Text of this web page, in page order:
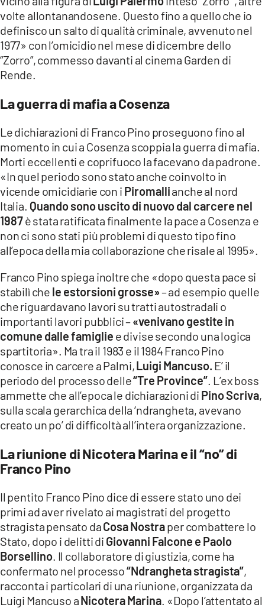
volte allontanandosene. Questo fino a quello che io
definisco un salto di qualità criminale, avvenuto nel
1977» con l’omicidio nel mese di dicembre dello
“Zorro”, commesso davanti al cinema Garden di
Rende.
La guerra di mafia a Cosenza
Le dichiarazioni di Franco Pino proseguono fino al
momento in cui a Cosenza scoppia la guerra di mafia.
Morti eccellenti e coprifuoco la facevano da padrone.
«In quel periodo sono stato anche coinvolto in
vicende omicidiarìe con i Piromallianche al nord
Italia. Quando sono uscito di nuovo dal carcere nel
1987è stata ratificata finalmente la pace a Cosenza e
non ci sono stati più problemi di questo tipo fino
all’epoca della mia collaborazione che risale al 1995».
Franco Pino spiega inoltre che «dopo questa pace si
stabilì che le estorsioni grosse»– ad esempio quelle
che riguardavano lavori su tratti autostradali o
importanti lavori pubblici –«venivano gestite in
comune dalle famiglie e divise secondo una logica
spartitoria». Ma tra il 1983 e il 1984 Franco Pino
conosce in carcere a Palmi,Luigi Mancuso. E’ il
periodo del processo delle“Tre Province”. L’ex boss
ammette che all’epoca le dichiarazioni di Pino Scriva,
sulla scala gerarchica della ‘ndrangheta, avevano
creato un po’ di difficoltà all’intera organizzazione.
La riunione di Nicotera Marina e il “no” di
Franco Pino
Il pentito Franco Pino dice di essere stato uno dei
primi ad aver rivelato ai magistrati del progetto
stragista pensato daCosa Nostraper combattere lo
Stato, dopo i delitti di Giovanni Falcone e Paolo
Borsellino. Il collaboratore di giustizia, come ha
confermato nel processo“Ndrangheta stragista”,
racconta i particolari di una riunione, organizzata da
Luigi Mancuso aNicotera Marina. «Dopo l’attentato al